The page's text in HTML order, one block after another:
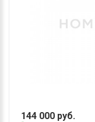
144 000 руб.